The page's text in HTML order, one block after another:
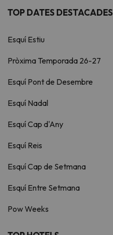
TOP DATES DESTACADES
Esquí Estiu
Pròxima Temporada 26-27
Esquí Pont de Desembre
Esquí Nadal
Esquí Cap d'Any
Esquí Reis
Esquí Cap de Setmana
Esquí Entre Setmana
Pow Weeks